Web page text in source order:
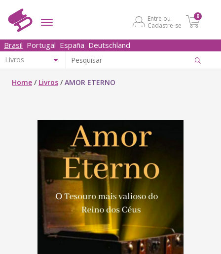
Entre ou
Cadastre-se
0
Brasil Portugal España Deutschland
Home / Livros /AMOR ETERNO